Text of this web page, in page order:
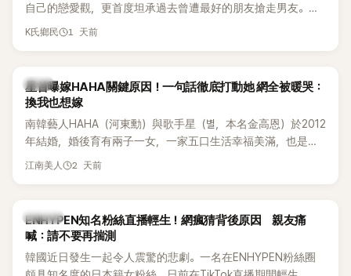
自己的戀愛觀，更首度坦承過去曾遭最好的朋友搶走男友。她
表示，當時選擇瀟灑放手，但如果同樣的事情現在再發生，「我
K氏鄉民 1 天前
韓星
星首曝嫁HAHA關鍵原因！一句話徹底打動她 網全被暖哭：
換我也想嫁
南韓藝人HAHA（河東勳）與歌手星（별，本名金高恩）於2012
年結婚，婚後育有兩子一女，一家五口生活幸福美滿，也是韓
國演藝圈公認的模範夫妻。近日，星首度公開當年決定嫁給
江南美人 2 天前
K-POP
ENHYPEN知名粉絲直播輕生！網瘋猜背後原因 親友痛
喊：請不要再揣測
韓國近日發生一起令人震驚的悲劇。一名在ENHYPEN粉絲圈